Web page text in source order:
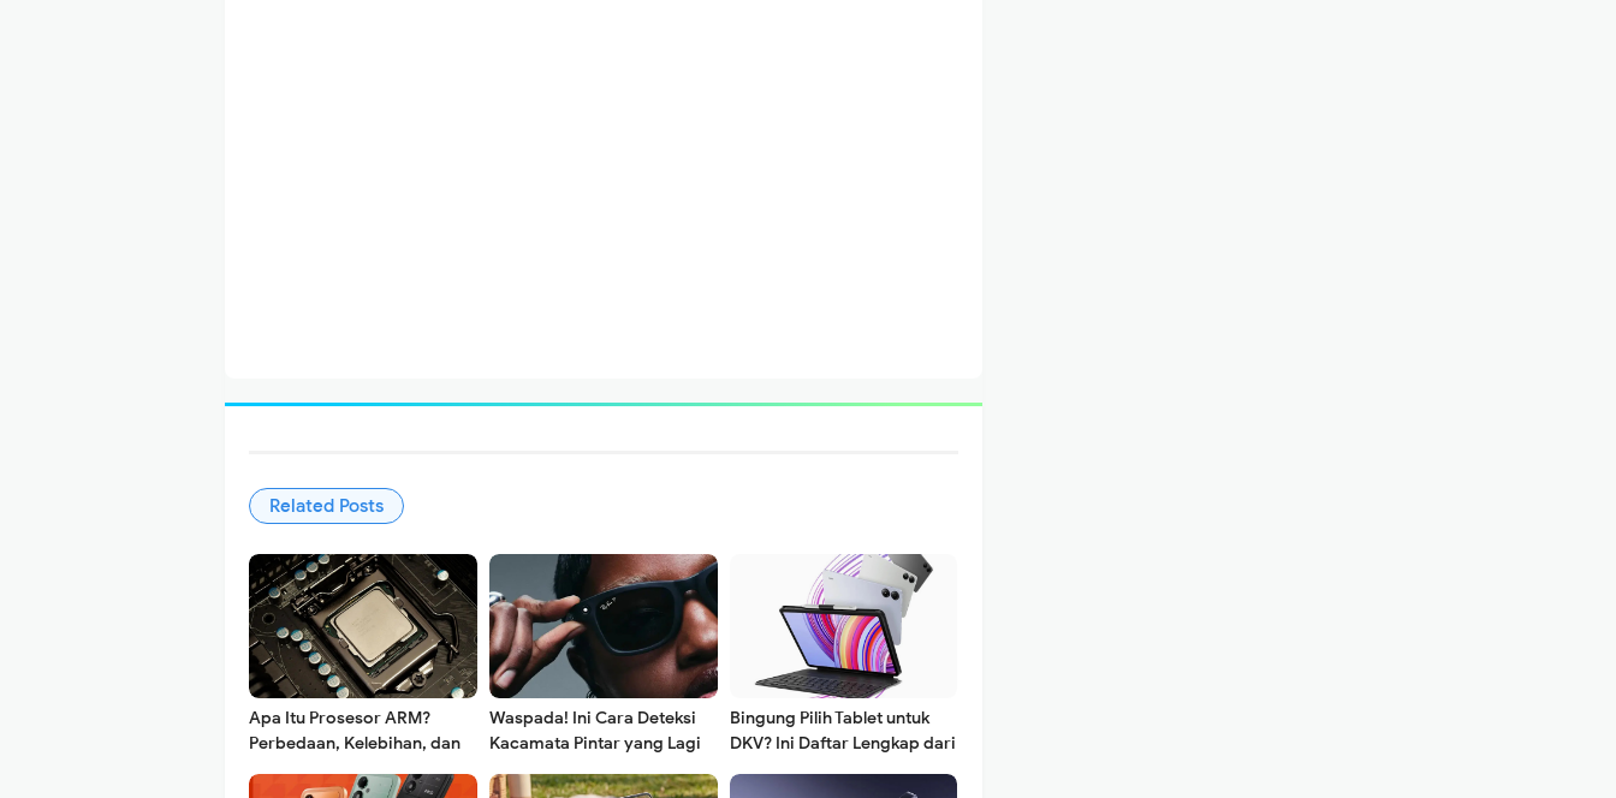
Related Posts
Apa Itu Prosesor ARM?
Perbedaan, Kelebihan, dan
Waspada! Ini Cara Deteksi
Kacamata Pintar yang Lagi
Bingung Pilih Tablet untuk
DKV? Ini Daftar Lengkap dari